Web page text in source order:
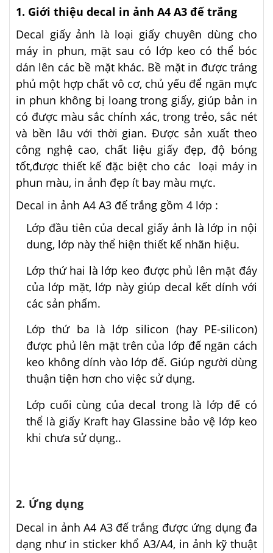
1. Giới thiệu decal in ảnh A4 A3 đế trắng
Decal giấy ảnh là loại giấy chuyên dùng cho
máy in phun, mặt sau có lớp keo có thể bóc
dán lên các bề mặt khác. Bề mặt in được tráng
phủ một hợp chất vô cơ, chủ yếu để ngăn mực
in phun không bị loang trong giấy, giúp bản in
có được màu sắc chính xác, trong trẻo, sắc nét
và bền lâu với thời gian. Được sản xuất theo
công nghệ cao, chất liệu giấy đẹp, độ bóng
tốt,được thiết kế đặc biệt cho các loại máy in
phun màu, in ảnh đẹp ít bay màu mực.
Decal in ảnh A4 A3 đế trắng gồm 4 lớp :
Lớp đầu tiên của decal giấy ảnh là lớp in nội
dung, lớp này thể hiện thiết kế nhãn hiệu.
Lớp thứ hai là lớp keo được phủ lên mặt đáy
của lớp mặt, lớp này giúp decal kết dính với
các sản phẩm.
Lớp thứ ba là lớp silicon (hay PE-silicon)
được phủ lên mặt trên của lớp đế ngăn cách
keo không dính vào lớp đế. Giúp người dùng
thuận tiện hơn cho việc sử dụng.
Lớp cuối cùng của decal trong là lớp đế có
thể là giấy Kraft hay Glassine bảo vệ lớp keo
khi chưa sử dụng..
2. Ứng dụng
Decal in ảnh A4 A3 đế trắng được ứng dụng đa
dạng như in sticker khổ A3/A4, in ảnh kỹ thuật